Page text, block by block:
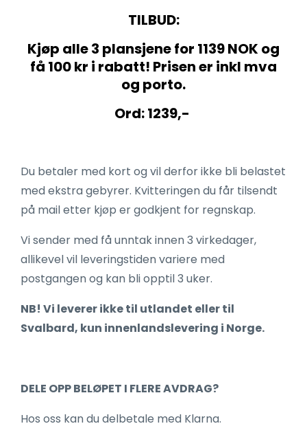
TILBUD:
Kjøp alle 3 plansjene for 1139 NOK og
få 100 kr i rabatt! Prisen er inkl mva
og porto.
Ord: 1239,-
Du betaler med kort og vil derfor ikke bli belastet
med ekstra gebyrer. Kvitteringen du får tilsendt
på mail etter kjøp er godkjent for regnskap.
Vi sender med få unntak innen 3 virkedager,
allikevel vil leveringstiden variere med
postgangen og kan bli opptil 3 uker.
NB! Vi leverer ikke til utlandet eller til
Svalbard, kun innenlandslevering i Norge.
DELE OPP BELØPET I FLERE AVDRAG?
Hos oss kan du delbetale med Klarna.